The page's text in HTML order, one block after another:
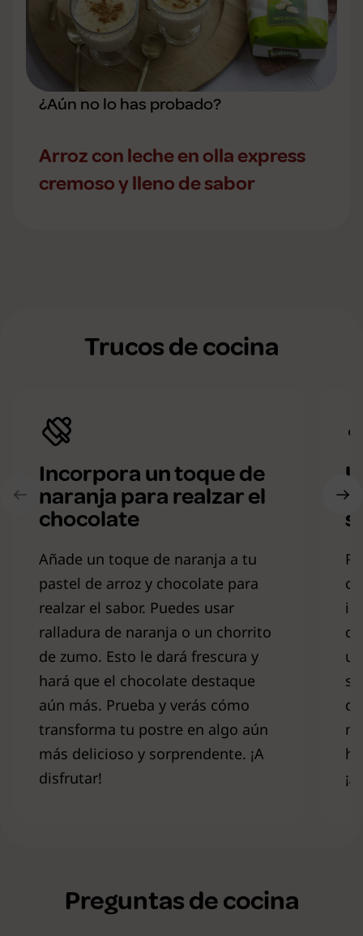
¿Aún no lo has probado?
Arroz con leche en olla express
cremoso y lleno de sabor
Trucos de cocina
Incorpora un toque de
naranja para realzar el
chocolate
Añade un toque de naranja a tu
pastel de arroz y chocolate para
realzar el sabor. Puedes usar
ralladura de naranja o un chorrito
de zumo. Esto le dará frescura y
hará que el chocolate destaque
aún más. Prueba y verás cómo
transforma tu postre en algo aún
más delicioso y sorprendente. ¡A
disfrutar!
Preguntas de cocina